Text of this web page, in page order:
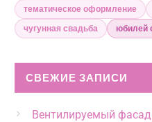
тематическое оформление
чугунная свадьба
юбилей
СВЕЖИЕ ЗАПИСИ
Вентилируемый